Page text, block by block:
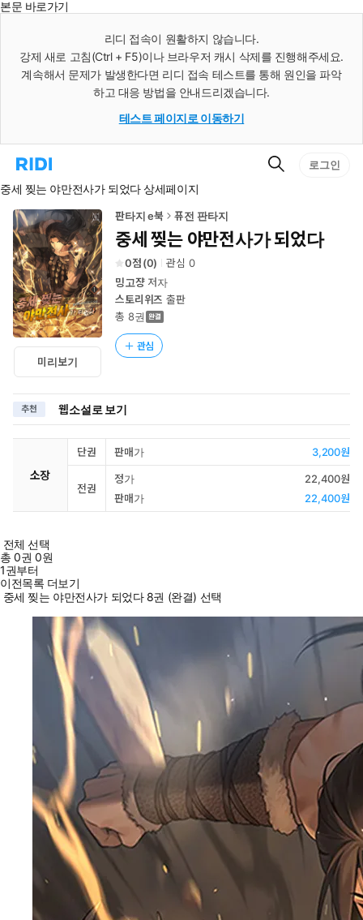
본문 바로가기
리디 접속이 원활하지 않습니다.
강제 새로 고침(Ctrl + F5)이나 브라우저 캐시 삭제를 진행해주세요.
계속해서 문제가 발생한다면 리디 접속 테스트를 통해 원인을 파악
하고 대응 방법을 안내드리겠습니다.
테스트 페이지로 이동하기
리
홈
로
이
동
검
로그인
중세 찢는 야만전사가 되었다 상세페이지
미리보기
판타지 e북 퓨전 판타지
중세 찢는 야만전사가 되었다
0 (0) 관심 0
밍고쟝저자
스토리위즈 출판
총 8권
관심
추천 웹소설로 보기
소장
단권 판매가 3,200원
전권
정가
22,400원
판매가
22,400원
전체 선택
총0권 0원
1권부터
이전목록 더보기
중세 찢는 야만전사가 되었다 8권 (완결) 선택